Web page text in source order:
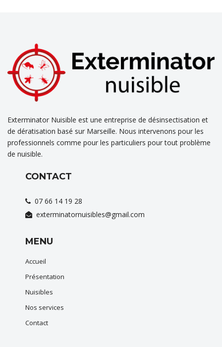
Exterminator Nuisible est une entreprise de désinsectisation et
de dératisation basé sur Marseille. Nous intervenons pour les
professionnels comme pour les particuliers pour tout problème
de nuisible.
CONTACT
07 66 14 19 28
exterminatornuisibles@gmail.com
MENU
Accueil
Présentation
Nuisibles
Nos services
Contact